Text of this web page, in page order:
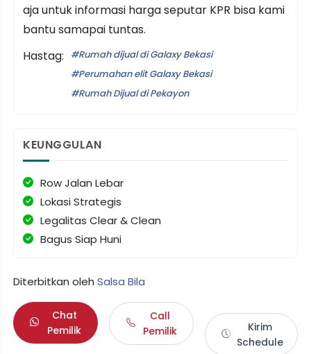
aja untuk informasi harga seputar KPR bisa kami
bantu samapai tuntas.
Hastag:
Rumah dijual di Galaxy Bekasi
Perumahan elit Galaxy Bekasi
Rumah Dijual di Pekayon
KEUNGGULAN
Row Jalan Lebar
Lokasi Strategis
Legalitas Clear & Clean
Bagus Siap Huni
Diterbitkan olehSalsa Bila
Chat
Pemilik
Call
Pemilik
Kirim
Schedule